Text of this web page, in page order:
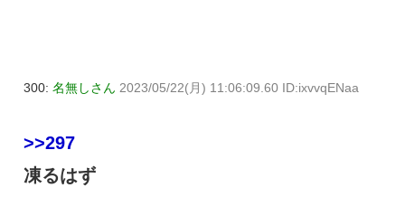
300: 名無しさん 2023/05/22(月) 11:06:09.60 ID:ixvvqENaa
>>297
凍るはず